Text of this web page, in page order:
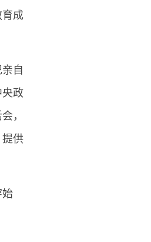
育成
自
央政
，
提供
始